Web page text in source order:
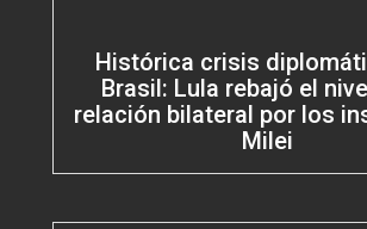
Histórica crisis
Brasil: Lula rebajó el
relación bilateral por los
Milei